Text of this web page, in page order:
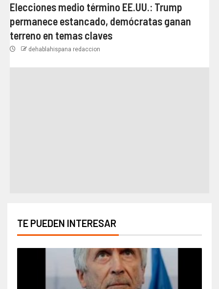
Elecciones medio término EE.UU.: Trump
permanece estancado, demócratas ganan
terreno en temas claves
dehablahispana redaccion
TE PUEDEN INTERESAR